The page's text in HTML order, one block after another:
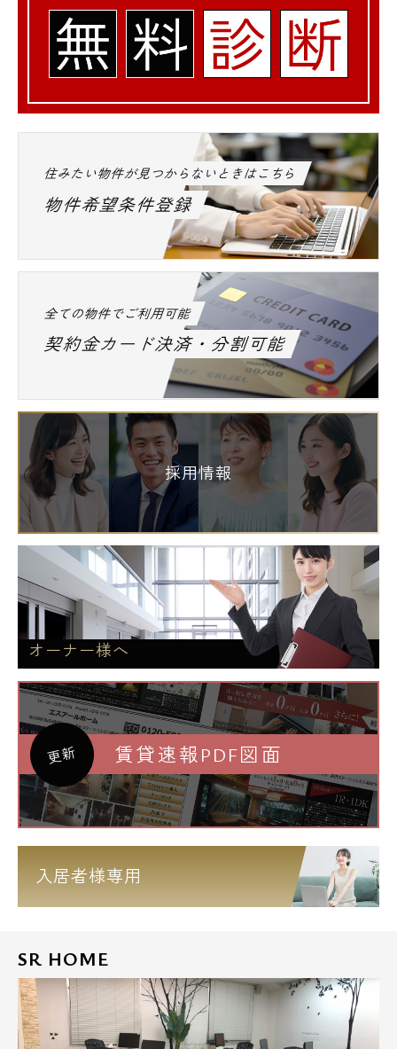
住みたい物件が見つからないときはこちら
物件希望条件登録
全ての物件でご利用可能
契約金カード決済・分割可能
採用情報
オーナー様へ
更新 賃貸速報PDF図面
入居者様専用
SR HOME